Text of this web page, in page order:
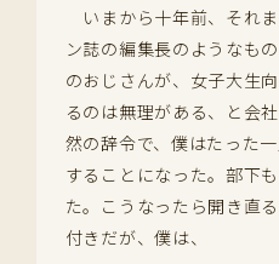
いまから十年前、それ
ン誌の編集長のようなも
のおじさんが、女子大生
るのは無理がある、と会
然の辞令で、僕はたった
することになった。部下
た。こうなったら開き直
付きだが、僕は、